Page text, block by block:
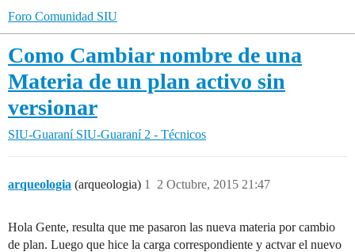
Foro Comunidad SIU
Como Cambiar nombre de una
Materia de un plan activo sin
versionar
SIU-Guaraní SIU-Guaraní 2 - Técnicos
arqueologia (arqueologia) 2 Octubre, 2015 21:47
1
Hola Gente, resulta que me pasaron las nueva materia por cambio
de plan. Luego que hice la carga correspondiente y actvar el nuevo